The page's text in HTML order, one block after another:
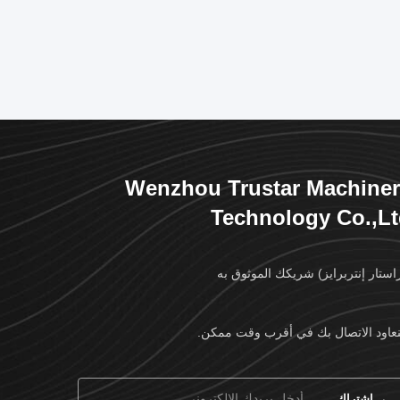
Wenzhou Trustar
Technology
إنتربرايز) شريكك الموثوق به
الاتصال بك في أقرب وقت ممكن.